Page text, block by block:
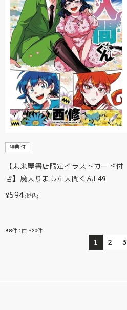
特典付
【未来屋書店限定イラストカード付
き】魔入りました入間くん! 49
¥594(税込)
88件 1件～20件
1 2 3